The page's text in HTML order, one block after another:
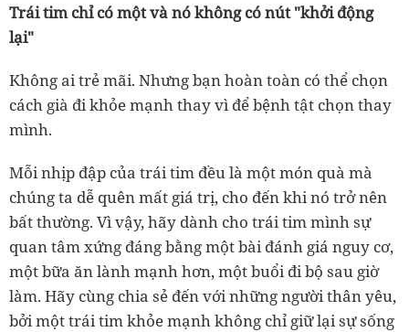
Trái tim chỉ có một và nó không có nút "khởi động
lại"
Không ai trẻ mãi. Nhưng bạn hoàn toàn có thể chọn
cách già đi khỏe mạnh thay vì để bệnh tật chọn thay
mình.
Mỗi nhịp đập của trái tim đều là một món quà mà
chúng ta dễ quên mất giá trị, cho đến khi nó trở nên
bất thường. Vì vậy, hãy dành cho trái tim mình sự
quan tâm xứng đáng bằng một bài đánh giá nguy cơ,
một bữa ăn lành mạnh hơn, một buổi đi bộ sau giờ
làm. Hãy cùng chia sẻ đến với những người thân yêu,
bởi một trái tim khỏe mạnh không chỉ giữ lại sự sống